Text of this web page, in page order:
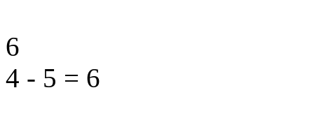
6
4 - 5 = 6